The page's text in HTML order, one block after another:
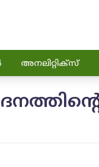
അനലിറ്റിക്സ്